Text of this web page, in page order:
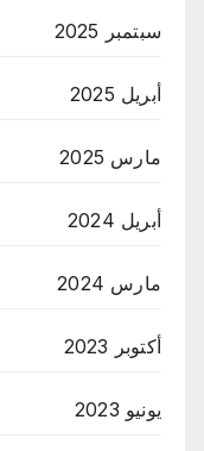
سبتمبر 2025
أبريل 2025
مارس 2025
أبريل 2024
مارس 2024
أكتوبر 2023
يونيو 2023